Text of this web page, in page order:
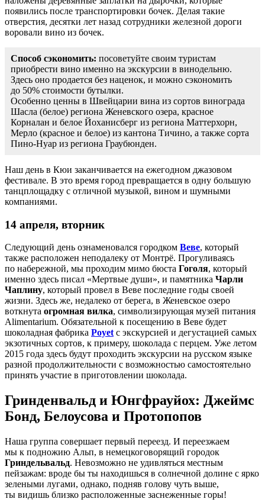
появились после транспортировки бочек. Делая такие
отверстия, десятки лет назад сотрудники железной дороги
воровали вино из бочек.
Способ сэкономить: посоветуйте своим туристам
приобрести вино именно на экскурсии в винодельню.
Здесь оно продается без наценок, и можно сэкономить
до 50% стоимости бутылки.
Особенно ценны в Швейцарии вина из сортов винограда
Шасла (белое) региона Женевского озера, красное
Корналан и белое Йоханисберг из региона Маттерхорн,
Мерло (красное и белое) из кантона Тичино, а также сорта
Пино-Нуар из региона Граубюнден.
Наш день в Кюи заканчивается на ежегодном джазовом
фестивале. В это время город превращается в одну большую
танцплощадку с отличной музыкой, вином и шумными
компаниями.
14 апреля, вторник
Следующий день ознаменовался городком Веве, который
также расположен неподалеку от Монтрё. Прогуливаясь
по набережной, мы проходим мимо бюста Гоголя, который
именно здесь писал «Мертвые души», и памятника Чарли
Чаплину, который провел в Веве последние годы своей
жизни. Здесь же, недалеко от берега, в Женевское озеро
воткнута огромная вилка, символизирующая музей питания
Alimentarium. Обязательной к посещению в Веве будет
шоколадная фабрика Poyetс экскурсией и дегустацией самых
экзотичных сортов, к примеру, шоколада с перцем. Уже летом
2015 года здесь будут проходить экскурсии на русском языке
разной продолжительности с возможностью самостоятельно
принять участие в приготовлении шоколада.
Гринденвальд и Юнгфрауйох: Джеймс
Бонд, Белоусова и Протопопов
Наша группа совершает первый переезд. И переезжаем
мы к подножию Альп, в немецкоговорящий городок
Гриндельвальд. Невозможно не удивляться местным
пейзажам: вроде бы ты находишься в солнечной долине с ярко
зелеными лугами, однако, подняв голову чуть выше,
ты видишь близко расположенные заснеженные горы!